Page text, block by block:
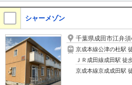
シャーメゾン
千葉県成田市江弁
京成本線公津の杜駅
ＪＲ成田線成田駅 徒
京成本線京成成田駅